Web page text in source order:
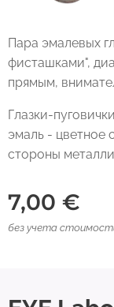
Пара эмалевых
фисташками",
прямым,
Глазки-
эмаль - цветное
стороны
7,00 €
без учета